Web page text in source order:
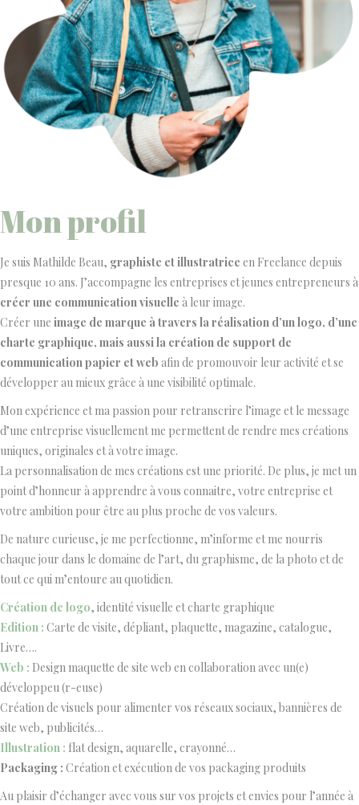
Mon profil
Je suis Mathilde Beau, graphiste et illustratrice en Freelance depuis
presque 10 ans. J’accompagne les entreprises et jeunes entrepreneurs à
créer une communication visuelle à leur image.
Créer une image de marque à travers la réalisation d’un logo, d’une
charte graphique, mais aussi la création de support de
communication papier et web afin de promouvoir leur activité et se
développer au mieux grâce à une visibilité optimale.
Mon expérience et ma passion pour retranscrire l’image et le message
d’une entreprise visuellement me permettent de rendre mes créations
uniques, originales et à votre image.
La personnalisation de mes créations est une priorité. De plus, je met un
point d’honneur à apprendre à vous connaitre, votre entreprise et
votre ambition pour être au plus proche de vos valeurs.
De nature curieuse, je me perfectionne, m’informe et me nourris
chaque jour dans le domaine de l’art, du graphisme, de la photo et de
tout ce qui m’entoure au quotidien.
Création de logo, identité visuelle et charte graphique
Edition : Carte de visite, dépliant, plaquette, magazine, catalogue,
Livre….
Web : Design maquette de site web en collaboration avec un(e)
développeu (r-euse)
Création de visuels pour alimenter vos réseaux sociaux, bannières de
site web, publicités…
Illustration : flat design, aquarelle, crayonné…
Packaging : Création et exécution de vos packaging produits
Au plaisir d’échanger avec vous sur vos projets et envies pour l’année à